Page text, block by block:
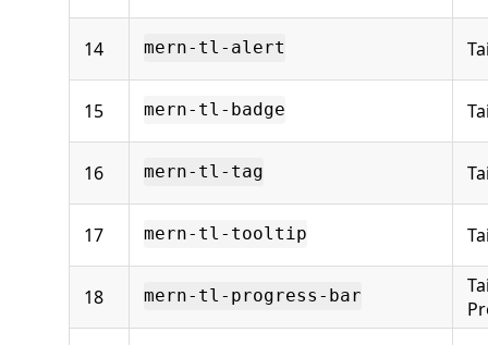
14 mern-tl-alert
15 mern-tl-badge
16 mern-tl-tag
17 mern-tl-tooltip
18 mern-tl-progress-bar